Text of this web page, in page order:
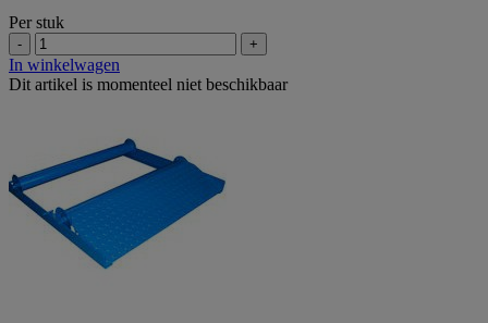
Per stuk
- +
In winkelwagen
Dit artikel is momenteel niet beschikbaar